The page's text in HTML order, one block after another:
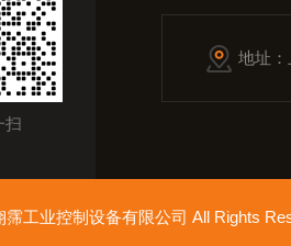
扫
地址
霈工业控制设备有限公司 All Rights